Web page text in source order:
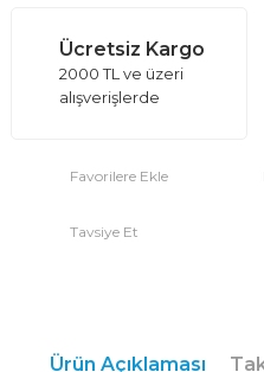
Ücretsiz Kargo
2000 TL ve üzeri
alışverişlerde
Tavsiye Et
Ürün Açıklaması